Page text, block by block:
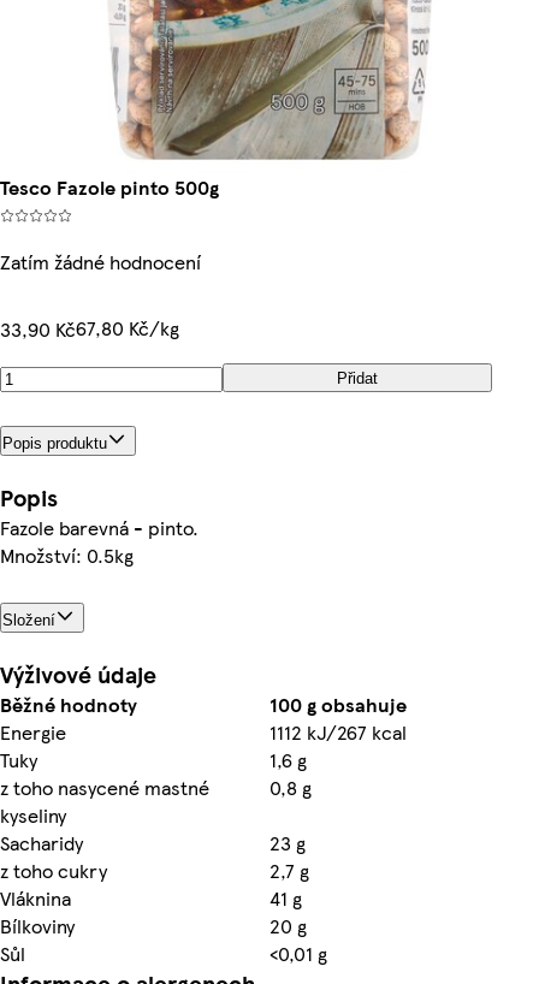
Tesco Fazole pinto 500g
Zatím žádné hodnocení
33,90 Kč67,80 Kč/kg
Přidat
Popis produktu
Popis
Fazole barevná - pinto.
Množství: 0.5kg
Složení
Výživové údaje
Běžné hodnoty
100 g obsahuje
Energie
1112 kJ/267 kcal
Tuky
1,6 g
z toho nasycené mastné
kyseliny
0,8 g
Sacharidy
23 g
z toho cukry
2,7 g
Vláknina
41 g
Bílkoviny
20 g
Sůl
<0,01 g